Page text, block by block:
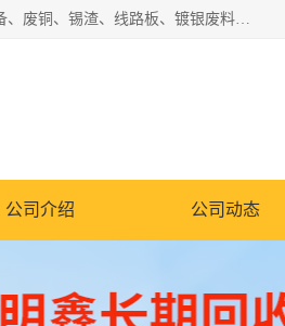
工厂废料物资回收,深圳废品站回收,五金塑料回收欢迎有金属、塑料、电子、电线、废旧设备、废铜、锡渣、线路板、镀银废料、废IC、电子零件、电子脚，等其他废旧物资的单位及个人联系洽谈。对提供息者我们可以提供优厚的业务提成（佣金）。
公司介绍 公司动态